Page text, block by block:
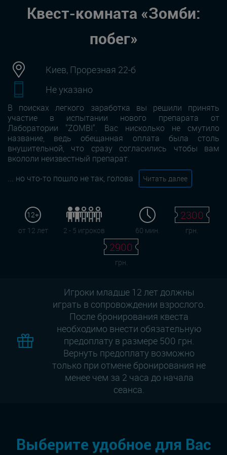
Квест-комната «Зомби:
побег»
Киев, Прорезная 22-б
Не указано
В поисках легкого заработка вы решили принять
участие в испытании нового препарата от
Лаборатории "ZOMBI". Вас нисколько не смутило
название, ведь обещанная оплата была столь
внушительной, что сразу согласились чтобы вам
вкололи неизвестный препарат.
... но что-то пошло не так, голова
Читать далее
12+
от 12 лет
2 - 5 игроков 60 мин.
2300
грн.
2900
грн.
Игроки младше 12 лет должны
играть в сопровождении взрослого.
После бронирования квеста
необходимо внести обязательную
предоплату в размере 500 грн.
Вернуть предоплату возможно
только при отмене бронирования не
менее чем за 2 часа до начала
сеанса.
Выберите удобное для Вас